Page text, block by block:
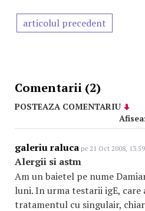
articolul precedent
Comentarii (2)
POSTEAZA COMENTARIU
galeriu raluca pe 21 Oct 2008, 13:59
Alergii si astm
Am un baietel pe nume
luni. In urma testarii igE, care
tratamentul cu singulair,